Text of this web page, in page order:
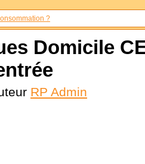
?
Domicile
RP Admin